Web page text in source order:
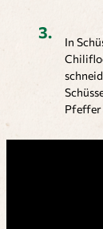
In
Pfeffer